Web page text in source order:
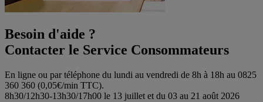
Besoin d'aide ?
Contacter le Service Consommateurs
En ligne ou par téléphone du lundi au vendredi de 8h à 18h au 0825
360 360 (0,05€/min TTC).
8h30/12h30-13h30/17h00 le 13 juillet et du 03 au 21 août 2026